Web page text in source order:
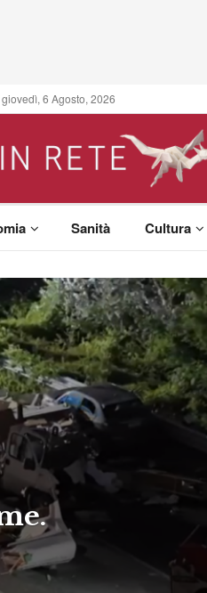
giovedì, 6 Agosto, 2026
Sanità Cultura